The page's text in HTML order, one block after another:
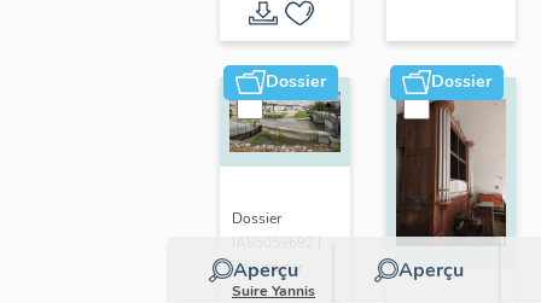
paroissiale
Notre-
Dame de
l'Assomption
de
de Maillé
Dossier
Aperçu
Dossier
IA85059692 |
Réalisé par
Suire Yannis
Dossier
Aperçu